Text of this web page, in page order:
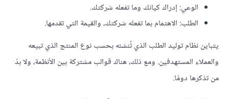
الوعي: إدراك كيانك وما تفعله شركتك.
الطلب: الاهتمام بما تفعله شركتك، والقيمة التي تقدمها.
يتباين نظام توليد الطلب الذي تُنشئه بحسب نوع المنتج الذي تبيعه
والعملاء المستهدفين. ومع ذلك، هناك قوالب مشتركة بين الأنظمة، ولا بدّ
من تذكرها دومًا.